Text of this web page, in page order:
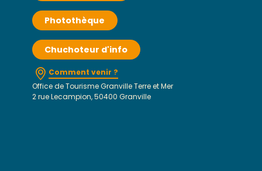
Photothèque
Chuchoteur d'info
Comment venir ?
Office de Tourisme Granville Terre et Mer
2 rue Lecampion, 50400 Granville